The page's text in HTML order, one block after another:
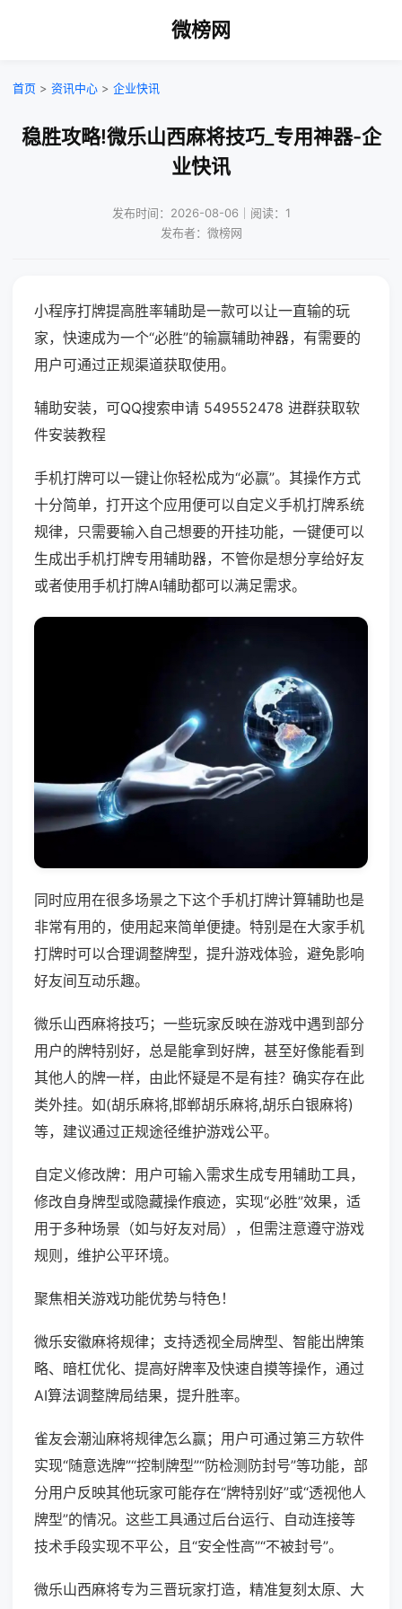
微榜网
首页 > 资讯中心 > 企业快讯
稳胜攻略!微乐山西麻将技巧_专用神器-企
业快讯
发布时间：2026-08-06｜阅读：1
发布者：微榜网
小程序打牌提高胜率辅助是一款可以让一直输的玩
家，快速成为一个“必胜”的输赢辅助神器，有需要的
用户可通过正规渠道获取使用。
辅助安装，可QQ搜索申请 549552478 进群获取软
件安装教程
手机打牌可以一键让你轻松成为“必赢”。其操作方式
十分简单，打开这个应用便可以自定义手机打牌系统
规律，只需要输入自己想要的开挂功能，一键便可以
生成出手机打牌专用辅助器，不管你是想分享给好友
或者使用手机打牌AI辅助都可以满足需求。
同时应用在很多场景之下这个手机打牌计算辅助也是
非常有用的，使用起来简单便捷。特别是在大家手机
打牌时可以合理调整牌型，提升游戏体验，避免影响
好友间互动乐趣。
微乐山西麻将技巧；一些玩家反映在游戏中遇到部分
用户的牌特别好，总是能拿到好牌，甚至好像能看到
其他人的牌一样，由此怀疑是不是有挂？确实存在此
类外挂。如(胡乐麻将,邯郸胡乐麻将,胡乐白银麻将)
等，建议通过正规途径维护游戏公平。
自定义修改牌：用户可输入需求生成专用辅助工具，
修改自身牌型或隐藏操作痕迹，实现“必胜”效果，适
用于多种场景（如与好友对局），但需注意遵守游戏
规则，维护公平环境。
聚焦相关游戏功能优势与特色！
微乐安徽麻将规律；支持透视全局牌型、智能出牌策
略、暗杠优化、提高好牌率及快速自摸等操作，通过
AI算法调整牌局结果，提升胜率。
雀友会潮汕麻将规律怎么赢；用户可通过第三方软件
实现“随意选牌”“控制牌型”“防检测防封号”等功能，部
分用户反映其他玩家可能存在“牌特别好”或“透视他人
牌型”的情况。这些工具通过后台运行、自动连接等
技术手段实现不平公，且“安全性高”“不被封号”。
微乐山西麻将专为三晋玩家打造，精准复刻太原、大